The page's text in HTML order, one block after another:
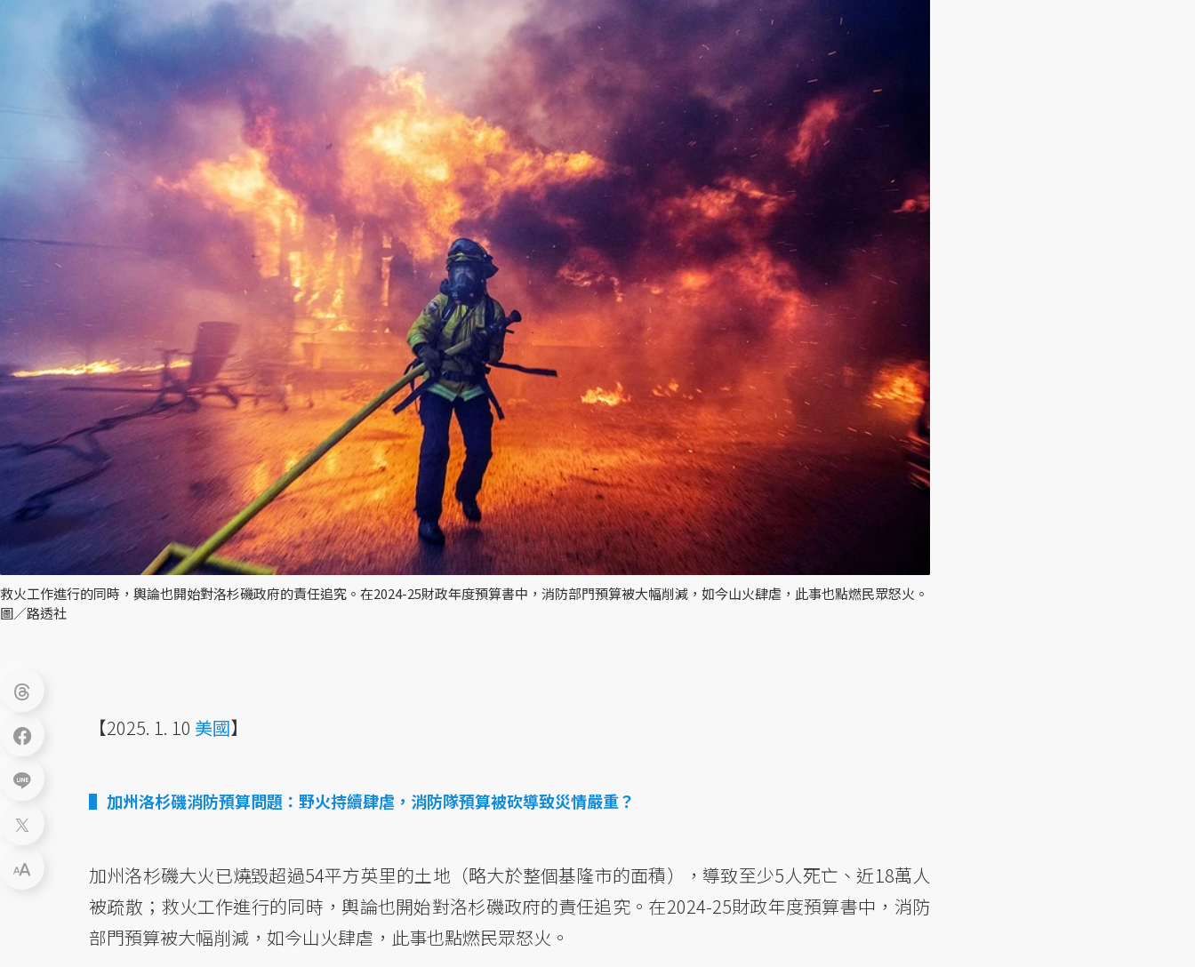
救火工作進行的同時，輿論也開始對洛杉磯政府的責任追究。在2024-25財政年度預算書中，消防部門預算被大幅削減，如今山火肆虐，此事也點燃民眾怒火。
圖／路透社
【2025. 1. 10 美國】
加州洛杉磯消防預算問題：野火持續肆虐，消防隊預算被砍導致災情嚴重？
加州洛杉磯大火已燒毀超過54平方英里的土地（略大於整個基隆市的面積），導致至少5人死亡、近18萬人
被疏散；救火工作進行的同時，輿論也開始對洛杉磯政府的責任追究。在2024-25財政年度預算書中，消防
部門預算被大幅削減，如今山火肆虐，此事也點燃民眾怒火。